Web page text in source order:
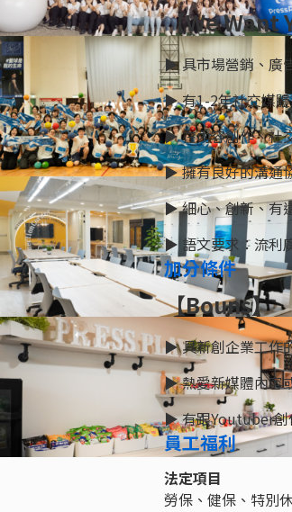
【We Want
▶︎ 具市場營銷、廣
▶︎ 有1-2年社交媒體
▶︎ 在內容創作、社
▶︎ 擁有良好的溝通
▶︎ 細心、創新、有
▶︎ 語文要求：流利
加分條件
【Bouns】
▶︎ 具新創企業工作
▶︎ 熱愛新媒體內容
▶︎ 有跟Youtuber創
員工福利
法定項目
勞保、健保、特別